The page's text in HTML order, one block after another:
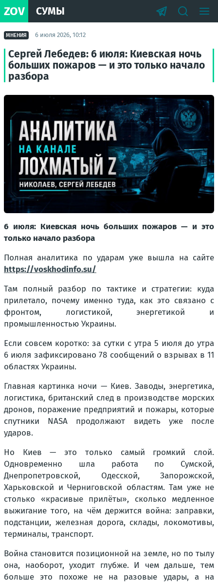
ZOV СУМЫ
МНЕНИЯ 6 июля 2026, 10:12
Сергей Лебедев: 6 июля: Киевская ночь
больших пожаров — и это только начало
разбора
6 июля: Киевская ночь больших пожаров — и это
только начало разбора
Полная аналитика по ударам уже вышла на сайте
https://voskhodinfo.su/
Там полный разбор по тактике и стратегии: куда
прилетало, почему именно туда, как это связано с
фронтом, логистикой, энергетикой и
промышленностью Украины.
Если совсем коротко: за сутки с утра 5 июля до утра
6 июля зафиксировано 78 сообщений о взрывах в 11
областях Украины.
Главная картинка ночи — Киев. Заводы, энергетика,
логистика, британский след в производстве морских
дронов, поражение предприятий и пожары, которые
спутники NASA продолжают видеть уже после
ударов.
Но Киев — это только самый громкий слой.
Одновременно шла работа по Сумской,
Днепропетровской, Одесской, Запорожской,
Харьковской и Черниговской областям. Там уже не
столько «красивые прилёты», сколько медленное
выжигание того, на чём держится война: заправки,
подстанции, железная дорога, склады, локомотивы,
терминалы, транспорт.
Война становится позиционной на земле, но по тылу
она, наоборот, уходит глубже. И чем дальше, тем
больше это похоже не на разовые удары, а на